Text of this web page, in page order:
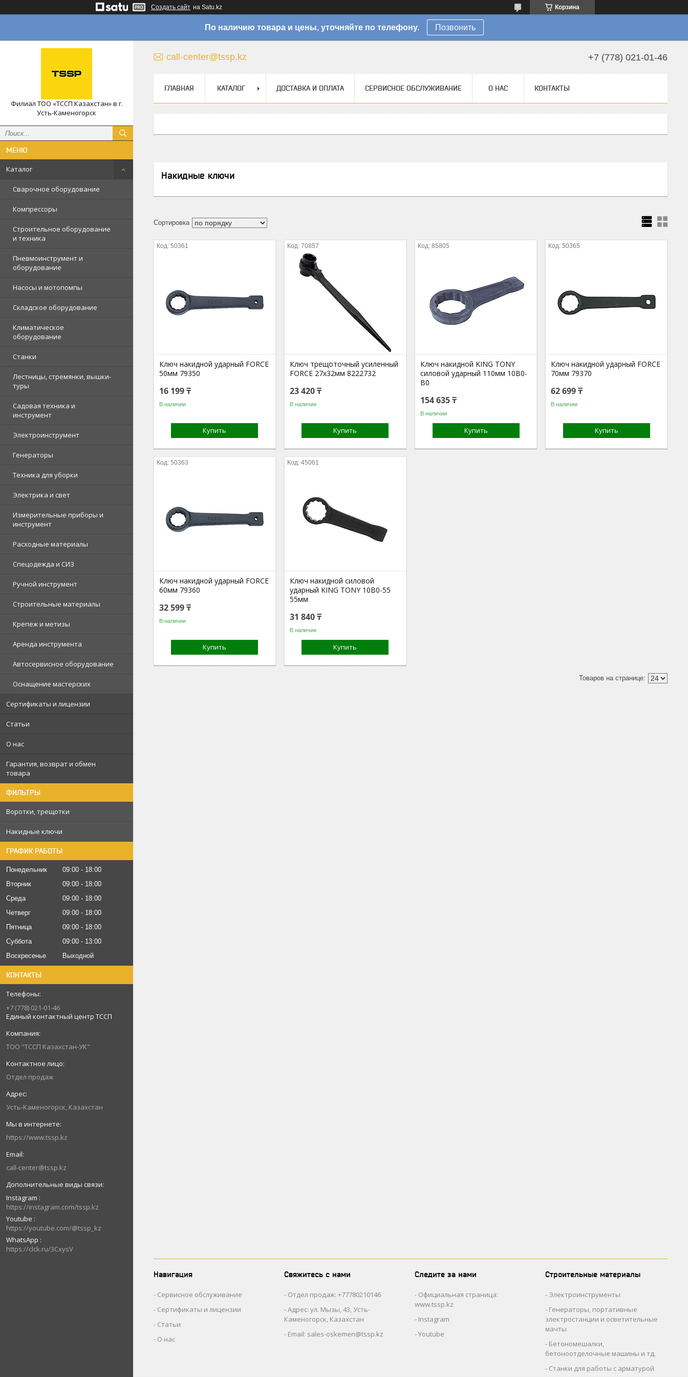
Создать сайт на Satu.kz Корзина
По наличию товара и цены, уточняйте по телефону. Позвонить
Филиал ТОО «ТССП Казахстан» в г.
Усть-Каменогорск
Каталог
Сварочное оборудование
Компрессоры
Строительное оборудование
и техника
Пневмоинструмент и
оборудование
Насосы и мотопомпы
Складское оборудование
Климатическое
оборудование
Станки
Лестницы, стремянки, вышки-
туры
Садовая техника и
инструмент
Электроинструмент
Генераторы
Техника для уборки
Электрика и свет
Измерительные приборы и
инструмент
Расходные материалы
Спецодежда и СИЗ
Ручной инструмент
Строительные материалы
Крепеж и метизы
Аренда инструмента
Автосервисное оборудование
Оснащение мастерских
Сертификаты и лицензии
Статьи
О нас
Гарантия, возврат и обмен
товара
ФИЛЬТРЫ
Воротки, трещотки
Накидные ключи
ГРАФИК РАБОТЫ
Понедельник 09:00
18:00
Вторник
09:00
18:00
Среда
09:00
18:00
Четверг
09:00
18:00
Пятница
09:00
18:00
Суббота
09:00
13:00
Воскресенье
Выходной
КОНТАКТЫ
+7 (778) 021-01-46
Единый контактный центр ТССП
ТОО "ТССП Казахстан-УК"
Отдел продаж
Усть-Каменогорск, Казахстан
https://www.tssp.kz
call-center@tssp.kz
Instagram
https://instagram.com/tssp.kz
Youtube
https://youtube.com/@tssp_kz
WhatsApp
https://clck.ru/3CxysV
call-center@tssp.kz +7 (778) 021-01-46
ГЛАВНАЯ КАТАЛОГ ДОСТАВКА И ОПЛАТА СЕРВИСНОЕ ОБСЛУЖИВАНИЕ О НАС КОНТАКТЫ
Накидные ключи
50361
Ключ накидной ударный FORCE
50мм 79350
16 199 ₸
В наличии
Купить
70857
Ключ трещоточный усиленный
FORCE 27х32мм 8222732
23 420 ₸
В наличии
Купить
85805
Ключ накидной KING TONY
силовой ударный 110мм 10B0-
B0
154 635 ₸
В наличии
Купить
50365
Ключ накидной ударный FORCE
70мм 79370
62 699 ₸
В наличии
Купить
50363
Ключ накидной ударный FORCE
60мм 79360
32 599 ₸
В наличии
Купить
45061
Ключ накидной силовой
ударный KING TONY 10B0-55
55мм
31 840 ₸
В наличии
Купить
Навигация
Сервисное обслуживание
Сертификаты и лицензии
Статьи
О нас
Свяжитесь с нами
Отдел продаж: +77780210146
Адрес: ул. Мызы, 43, Усть-
Каменогорск, Казахстан
Email: sales-oskemen@tssp.kz
Следите за нами
Официальная страница:
www.tssp.kz
Instagram
Youtube
Строительные материалы
Электроинструменты
Генераторы, портативные
электростанции и осветительные
мачты
Бетономешалки,
бетоноотделочные машины и тд.
Станки для работы с арматурой